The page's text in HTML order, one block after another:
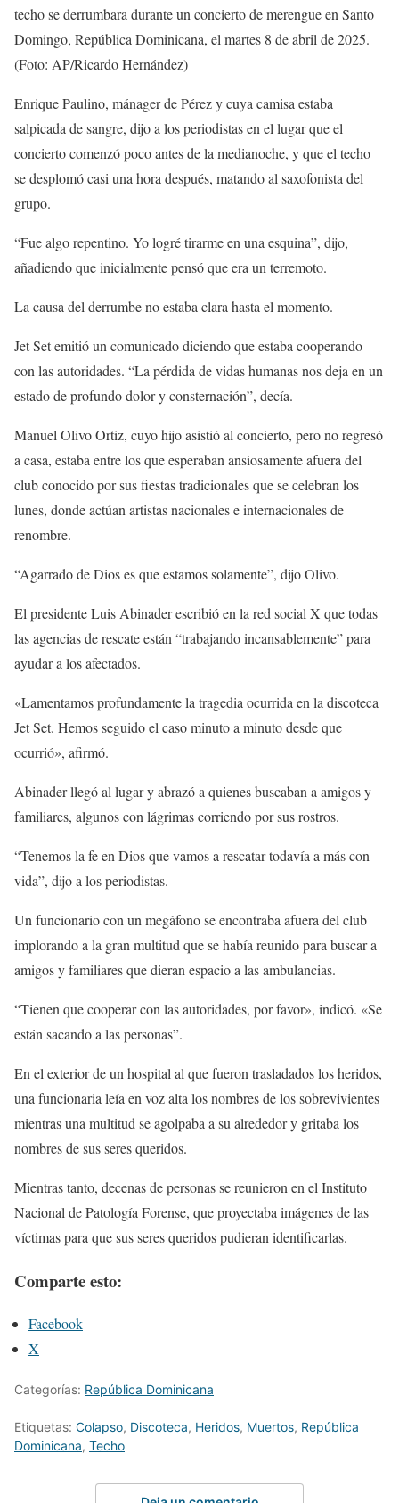
techo se derrumbara durante un concierto de merengue en Santo
Domingo, República Dominicana, el martes 8 de abril de 2025.
(Foto: AP/Ricardo Hernández)
Enrique Paulino, mánager de Pérez y cuya camisa estaba
salpicada de sangre, dijo a los periodistas en el lugar que el
concierto comenzó poco antes de la medianoche, y que el techo
se desplomó casi una hora después, matando al saxofonista del
grupo.
“Fue algo repentino. Yo logré tirarme en una esquina”, dijo,
añadiendo que inicialmente pensó que era un terremoto.
La causa del derrumbe no estaba clara hasta el momento.
Jet Set emitió un comunicado diciendo que estaba cooperando
con las autoridades. “La pérdida de vidas humanas nos deja en un
estado de profundo dolor y consternación”, decía.
Manuel Olivo Ortiz, cuyo hijo asistió al concierto, pero no regresó
a casa, estaba entre los que esperaban ansiosamente afuera del
club conocido por sus fiestas tradicionales que se celebran los
lunes, donde actúan artistas nacionales e internacionales de
renombre.
“Agarrado de Dios es que estamos solamente”, dijo Olivo.
El presidente Luis Abinader escribió en la red social X que todas
las agencias de rescate están “trabajando incansablemente” para
ayudar a los afectados.
«Lamentamos profundamente la tragedia ocurrida en la discoteca
Jet Set. Hemos seguido el caso minuto a minuto desde que
ocurrió», afirmó.
Abinader llegó al lugar y abrazó a quienes buscaban a amigos y
familiares, algunos con lágrimas corriendo por sus rostros.
“Tenemos la fe en Dios que vamos a rescatar todavía a más con
vida”, dijo a los periodistas.
Un funcionario con un megáfono se encontraba afuera del club
implorando a la gran multitud que se había reunido para buscar a
amigos y familiares que dieran espacio a las ambulancias.
“Tienen que cooperar con las autoridades, por favor», indicó. «Se
están sacando a las personas”.
En el exterior de un hospital al que fueron trasladados los heridos,
una funcionaria leía en voz alta los nombres de los sobrevivientes
mientras una multitud se agolpaba a su alrededor y gritaba los
nombres de sus seres queridos.
Mientras tanto, decenas de personas se reunieron en el Instituto
Nacional de Patología Forense, que proyectaba imágenes de las
víctimas para que sus seres queridos pudieran identificarlas.
Comparte esto:
Facebook
X
Categorías: República Dominicana
Etiquetas: Colapso, Discoteca, Heridos, Muertos, República
Dominicana, Techo